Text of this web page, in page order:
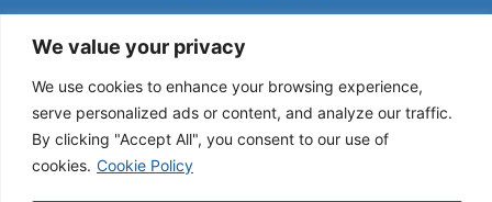
We value your privacy
We use cookies to enhance your browsing experience,
serve personalized ads or content, and analyze our traffic.
By clicking "Accept All", you consent to our use of
cookies. Cookie Policy
Política de cookies Aviso legal
Copyright 2026 © Todos los derechos reservados
Diseño y desarrollo h-tecnología